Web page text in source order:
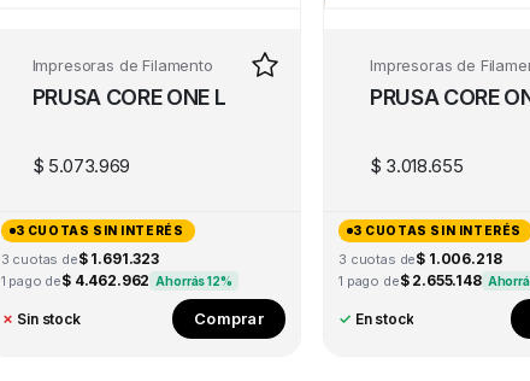
Impresoras de Filamento
PRUSA CORE ONE L
$ 5.073.969
3 CUOTAS SIN INTERÉS
3 cuotas de$ 1.691.323
1 pago de$ 4.462.962 Ahorrás 12%
✗ Sin stock Comprar
Impresoras de
PRUSA CORE
$ 3.018.655
3 CUOTAS SIN INTERÉS
3 cuotas de$ 1.006.218
1 pago de$ 2.655.148
✓ En stock